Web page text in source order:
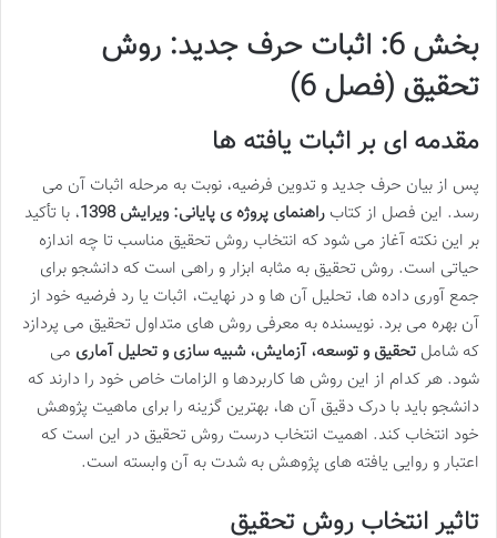
بخش 6: اثبات حرف جدید: روش
تحقیق (فصل 6)
مقدمه ای بر اثبات یافته ها
پس از بیان حرف جدید و تدوین فرضیه، نوبت به مرحله اثبات آن می
رسد. این فصل از کتاب راهنمای پروژه ی پایانی: ویرایش 1398
، با تأکید
بر این نکته آغاز می شود که انتخاب روش تحقیق مناسب تا چه اندازه
حیاتی است. روش تحقیق به مثابه ابزار و راهی است که دانشجو برای
جمع آوری داده ها، تحلیل آن ها و در نهایت، اثبات یا رد فرضیه خود از
آن بهره می برد. نویسنده به معرفی روش های متداول تحقیق می پردازد
که شامل تحقیق و توسعه، آزمایش، شبیه سازی و تحلیل آماری می
شود. هر کدام از این روش ها کاربردها و الزامات خاص خود را دارند که
دانشجو باید با درک دقیق آن ها، بهترین گزینه را برای ماهیت پژوهش
خود انتخاب کند. اهمیت انتخاب درست روش تحقیق در این است که
اعتبار و روایی یافته های پژوهش به شدت به آن وابسته است.
تاثیر انتخاب روش تحقیق